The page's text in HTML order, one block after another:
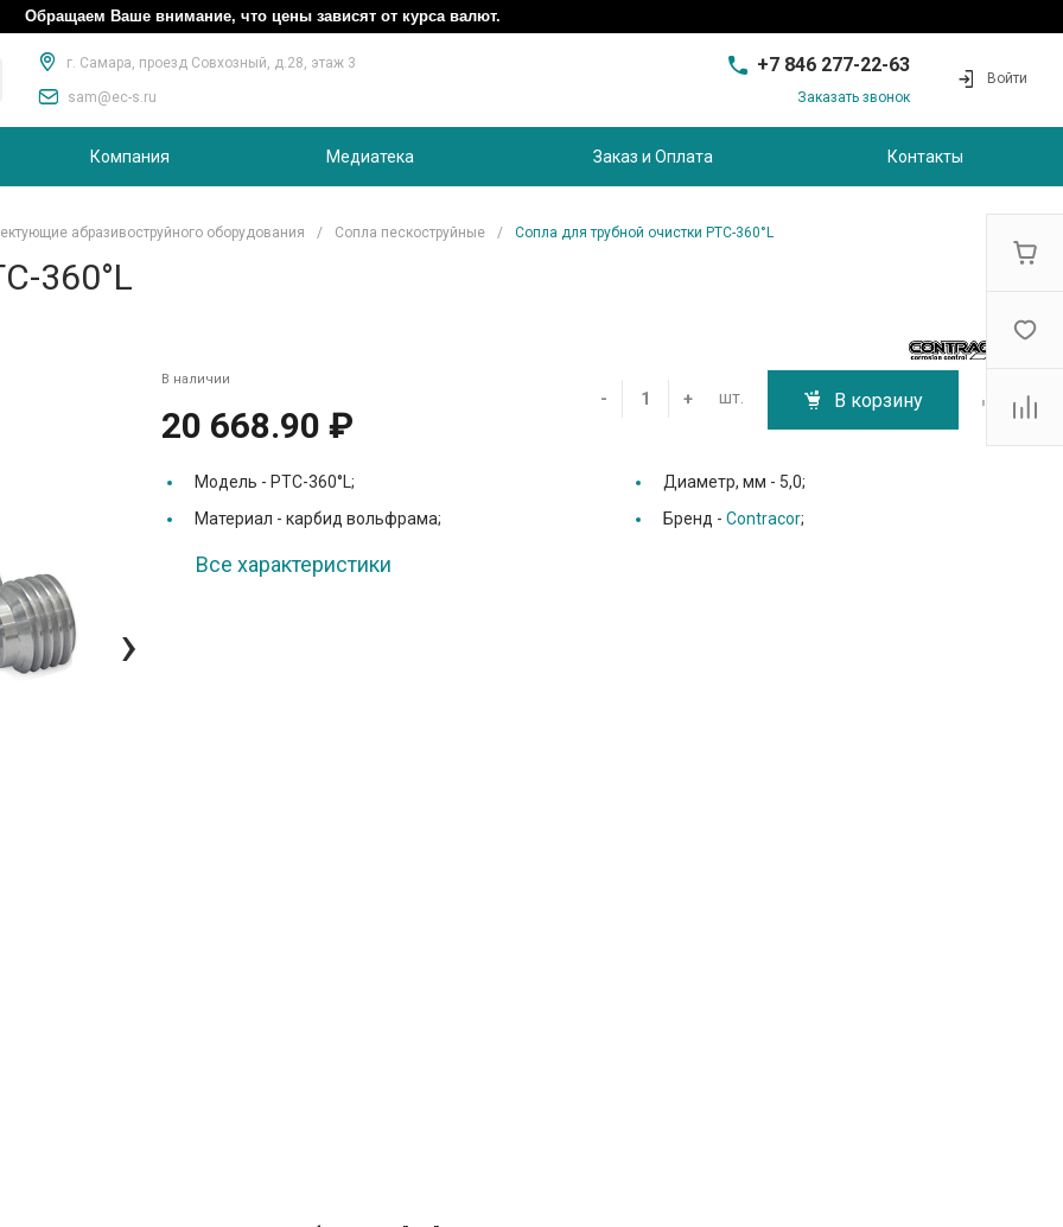
Обращаем Ваше внимание, что цены зависят от курса валют.
г. Самара, проезд Совхозный, д.28, этаж 3
sam@ec-s.ru
+7 846 277-22-63
+7 846 277-22-63
Совхозный, д.28, этаж 3
Заказать звонок
Войти
Компания Медиатека Заказ и Оплата Контакты
абразивоструйного оборудования / Сопла пескоструйные / Сопла для трубной очистки PTC-360°L
360°L
›
В наличии
20 668.90 ₽
- + шт. В корзину
Модель - PTC-360°L; Диаметр, мм - 5,0;
Материал -карбид вольфрама; Бренд -Contracor;
Все характеристики